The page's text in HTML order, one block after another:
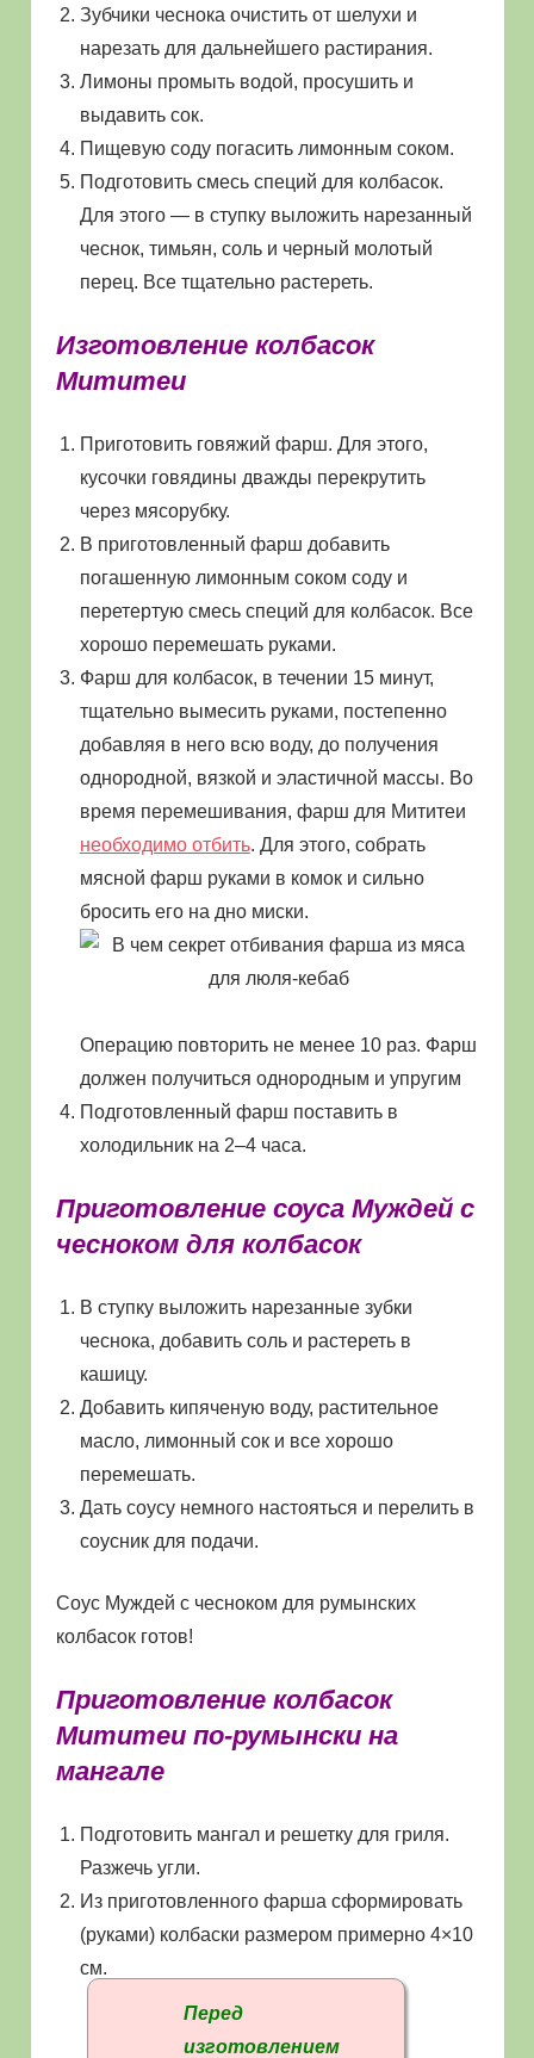
Зубчики чеснока очистить от шелухи и
нарезать для дальнейшего растирания.
Лимоны промыть водой, просушить и
выдавить сок.
Пищевую соду погасить лимонным соком.
Подготовить смесь специй для колбасок.
Для этого — в ступку выложить нарезанный
чеснок, тимьян, соль и черный молотый
перец. Все тщательно растереть.
Изготовление колбасок
Мититеи
Приготовить говяжий фарш. Для этого,
кусочки говядины дважды перекрутить
через мясорубку.
В приготовленный фарш добавить
погашенную лимонным соком соду и
перетертую смесь специй для колбасок. Все
хорошо перемешать руками.
Фарш для колбасок, в течении 15 минут,
тщательно вымесить руками, постепенно
добавляя в него всю воду, до получения
однородной, вязкой и эластичной массы. Во
время перемешивания, фарш для Мититеи
необходимо отбить. Для этого, собрать
мясной фарш руками в комок и сильно
бросить его на дно миски.
Операцию повторить не менее 10 раз. Фарш
должен получиться однородным и упругим
Подготовленный фарш поставить в
холодильник на 2–4 часа.
Приготовление соуса Муждей с
чесноком для колбасок
В ступку выложить нарезанные зубки
чеснока, добавить соль и растереть в
кашицу.
Добавить кипяченую воду, растительное
масло, лимонный сок и все хорошо
перемешать.
Дать соусу немного настояться и перелить в
соусник для подачи.
Соус Муждей с чесноком для румынских
колбасок готов!
Приготовление колбасок
Мититеи по-румынски на
мангале
Подготовить мангал и решетку для гриля.
Разжечь угли.
Из приготовленного фарша сформировать
(руками) колбаски размером примерно 4×10
см.
Перед
изготовлением